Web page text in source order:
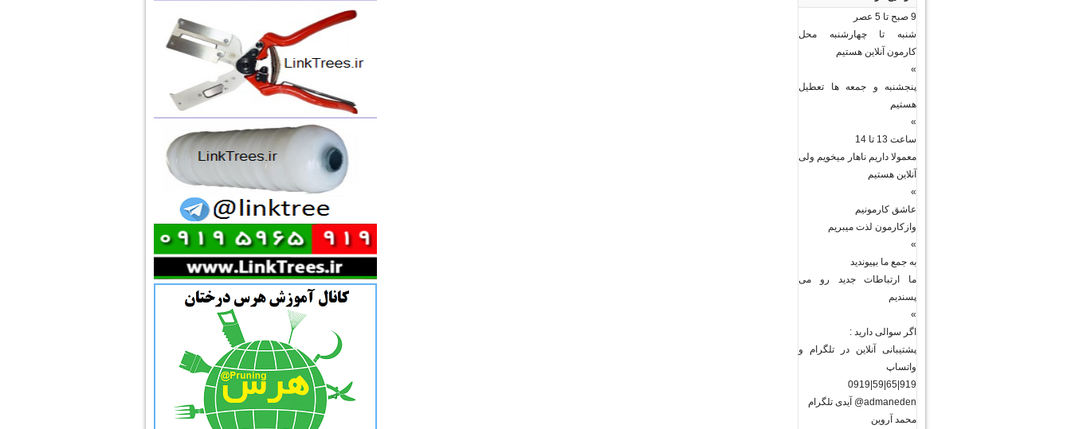
9 صبح تا 5 عصر
شنبه تا چهارشنبه محل
کارمون آنلاین هستیم
»
پنجشنبه و جمعه ها تعطیل
هستیم
»
ساعت 13 تا 14
معمولا داریم ناهار میخویم ولی
آنلاین هستیم
»
عاشق کارمونیم
وازکارمون لذت میبریم
»
به جمع ما بپیوندید
ما ارتباطات جدید رو می
پسندیم
»
اگر سوالی دارید :
پشتیبانی آنلاین در تلگرام و
واتساپ
919|65|59|0919
admaneden@ آیدی تلگرام
محمد آروین